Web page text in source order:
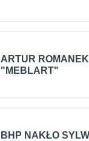
ARTUR
"MEBLART"
BHP NAKŁO